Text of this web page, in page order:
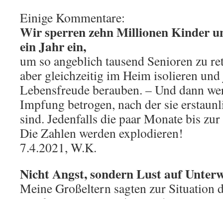
Einige Kommentare:
Wir sperren zehn Millionen Kinder
ein Jahr ein,
um so angeblich tausend Senioren zu
aber gleichzeitig im Heim isolieren
Lebensfreude berauben. – Und dann
Impfung betrogen, nach der sie
sind. Jedenfalls die paar Monate bis
Die Zahlen werden explodieren!
7.4.2021, W.K.
Nicht Angst, sondern Lust auf
Meine Großeltern sagten zur Situation